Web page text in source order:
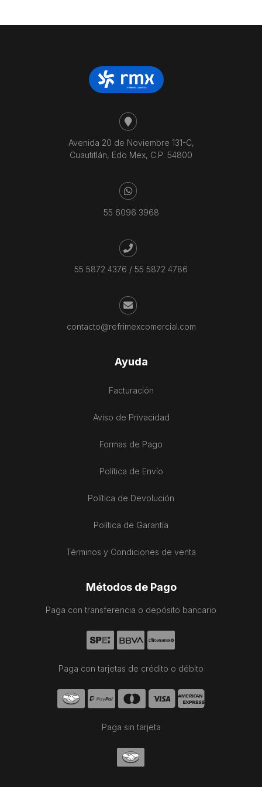
Avenida 20 de Noviembre 131-C,
Cuautitlán, Edo Mex, C.P. 54800
55 6096 3968
55 5872 4376 / 55 5872 4786
contacto@refrimexcomercial.com
Ayuda
Facturación
Aviso de Privacidad
Formas de Pago
Política de Envío
Política de Devolución
Política de Garantía
Términos y Condiciones de venta
Métodos de Pago
Paga con transferencia o depósito bancario
Paga con tarjetas de crédito o débito
Paga sin tarjeta